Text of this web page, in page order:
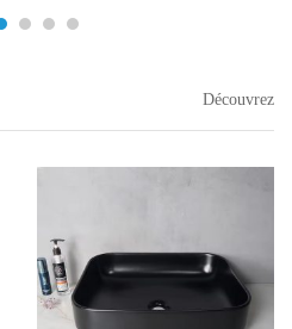
Découvrez